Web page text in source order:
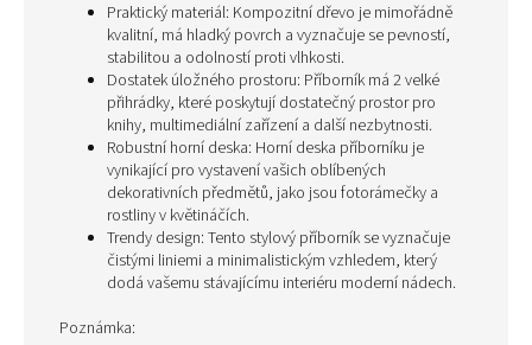
Praktický materiál: Kompozitní dřevo je mimořádně
kvalitní, má hladký povrch a vyznačuje se pevností,
stabilitou a odolností proti vlhkosti.
Dostatek úložného prostoru: Příborník má 2 velké
přihrádky, které poskytují dostatečný prostor pro
knihy, multimediální zařízení a další nezbytnosti.
Robustní horní deska: Horní deska příborníku je
vynikající pro vystavení vašich oblíbených
dekorativních předmětů, jako jsou fotorámečky a
rostliny v květináčích.
Trendy design: Tento stylový příborník se vyznačuje
čistými liniemi a minimalistickým vzhledem, který
dodá vašemu stávajícímu interiéru moderní nádech.
Poznámka: